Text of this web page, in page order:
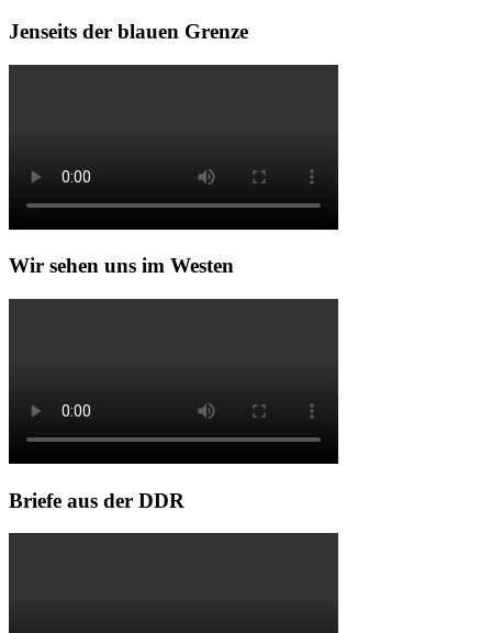
Jenseits der blauen Grenze
Wir sehen uns im Westen
Briefe aus der DDR